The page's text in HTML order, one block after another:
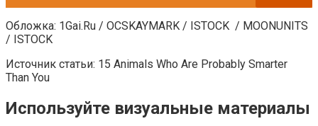
Обложка: 1Gai.Ru / OCSKAYMARK / ISTOCK / MOONUNITS
/ ISTOCK
Источник статьи: 15 Animals Who Are Probably Smarter
Than You
Используйте визуальные материалы